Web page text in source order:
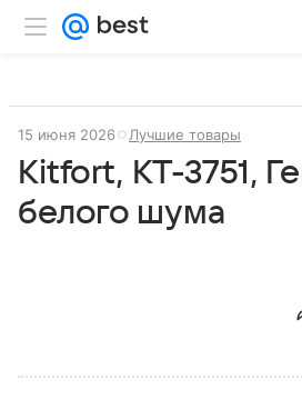
15 июня 2026 Лучшие товары
Kitfort, КТ-3751,
белого шума